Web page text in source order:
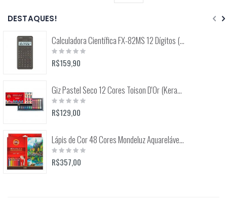
DESTAQUES!
Calculadora Científica FX-82MS 12 Dígitos (Casio)
Rating:
0%
R$159,90
Giz Pastel Seco 12 Cores Toison D'Or (Keramik) 8512
Rating:
0%
R$129,00
Lápis de Cor 48 Cores Mondeluz Aquarelável (Koh-I-Noor)
Rating:
0%
R$357,00